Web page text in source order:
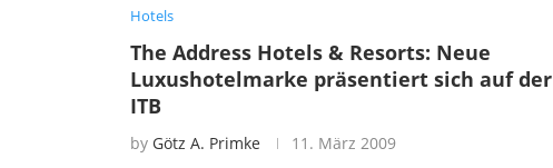
Hotels
The Address Hotels & Resorts: Neue
Luxushotelmarke präsentiert sich auf der
ITB
by Götz A. Primke 11. März 2009